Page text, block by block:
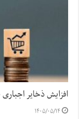
افزایش ذخایر
۱۴۰۵/۰۵/۱۴